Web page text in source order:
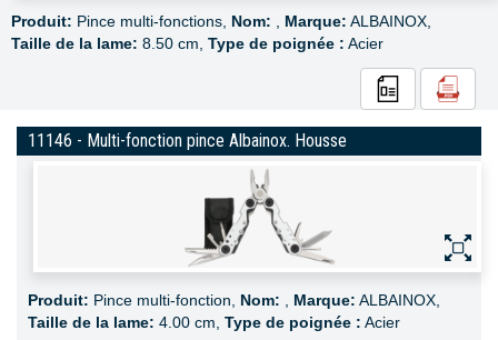
Produit: Pince multi-fonctions, Nom: Marque: ALBAINOX,
Taille de la lame: 8.50 cm, Type de poignée : Acier
11146 - Multi-fonction pince Albainox. Housse
Produit: Pince multi-fonction, Nom: Marque: ALBAINOX,
Taille de la lame: 4.00 cm, Type de poignée : Acier